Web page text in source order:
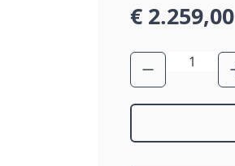
€ 2.259,00
Aantal